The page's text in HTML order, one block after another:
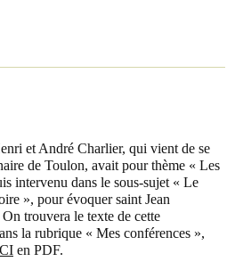
et André Charlier, qui vient de se
de Toulon, avait pour thème « Les
intervenu dans le sous-sujet « Le
», pour évoquer saint Jean
trouvera le texte de cette
la rubrique « Mes conférences »,
en PDF.